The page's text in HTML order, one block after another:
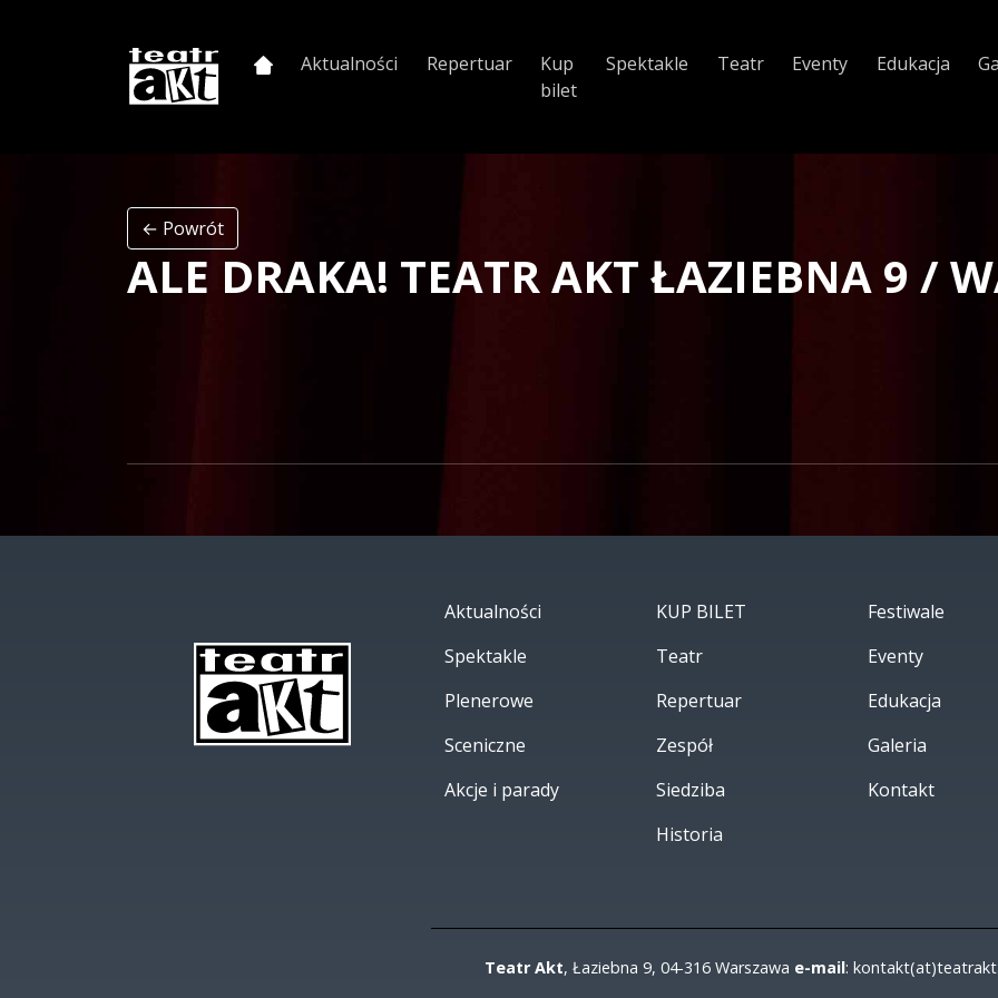
Aktualności Repertuar
Kup
bilet
Spektakle Teatr Eventy Edukacja
← Powrót
ALE DRAKA! TEATR AKT ŁAZIEBNA 9 /
Aktualności
Spektakle
Plenerowe
Sceniczne
Akcje i parady
KUP BILET
Teatr
Repertuar
Zespół
Siedziba
Historia
Festiwale
Eventy
Edukacja
Galeria
Kontakt
Teatr Akt, Łaziebna 9, 04-316 Warszawa e-mail: